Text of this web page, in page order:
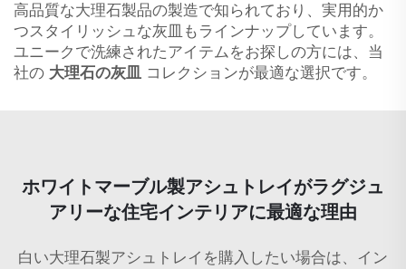
高品質な大理石製品の製造で知られており、実用的か
つスタイリッシュな灰皿もラインナップしています。
ユニークで洗練されたアイテムをお探しの方には、当
社の 大理石の灰皿 コレクションが最適な選択です。
ホワイトマーブル製アシュトレイがラグジュ
アリーな住宅インテリアに最適な理由
白い大理石製アシュトレイを購入したい場合は、イン